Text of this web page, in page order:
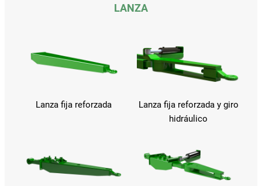
LANZA
Lanza fija reforzada
Lanza fija reforzada y giro
hidráulico